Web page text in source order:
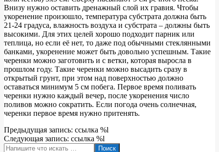
Внизу нужно оставить дренажный слой их гравия. Чтобы
укоренение произошло, температура субстрата должна быть
21-24 градуса, влажность воздуха и субстрата – должны быть
высокими. Для этих целей хорошо подходит парник или
теплица, но если её нет, то даже под обычными стеклянными
банками, укоренение может быть довольно успешным. Такие
черенки можно заготовить и с ветки, которая выросла в
прошлом году. Такие черенки можно высадить сразу в
открытый грунт, при этом над поверхностью должно
оставаться минимум 5 см побега. Первое время поливать
черенки нужно каждый вечер, после укоренения число
поливов можно сократить. Если погода очень солнечная,
черенки первое время нужно притенять.
2020-
02-
03
Предыдущая запись: ссылка %l
Следующая запись: ссылка %l
Поиск